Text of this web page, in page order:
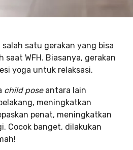
salah satu gerakan yang bisa
saat WFH. Biasanya, gerakan
yoga untuk relaksasi.
child pose antara lain
meningkatkan
penat, meningkatkan
Cocok banget, dilakukan